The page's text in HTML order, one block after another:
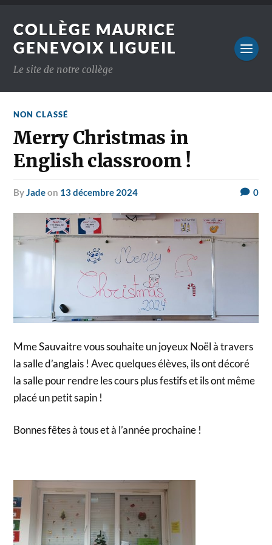
COLLÈGE MAURICE
GENEVOIX LIGUEIL
Le site de notre collège
NON CLASSÉ
Merry Christmas in
English classroom !
byJadeon 13 décembre 2024 0
Mme Sauvaitre vous souhaite un joyeux Noël à travers
la salle d’anglais ! Avec quelques élèves, ils ont décoré
la salle pour rendre les cours plus festifs et ils ont même
placé un petit sapin !
Bonnes fêtes à tous et à l’année prochaine !